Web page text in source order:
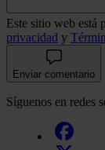
Este sitio web
privacidad y
Enviar comentario
Síguenos en redes